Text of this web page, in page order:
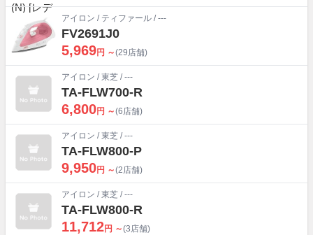
アイロン / ティファール / ---
FV2691J0
5,969円 ～(29店舗)
アイロン /東芝 / ---
TA-FLW700-R
6,800円 ～(6店舗)
アイロン /東芝 / ---
TA-FLW800-P
9,950円 ～(2店舗)
アイロン /東芝 / ---
TA-FLW800-R
11,712円 ～(3店舗)